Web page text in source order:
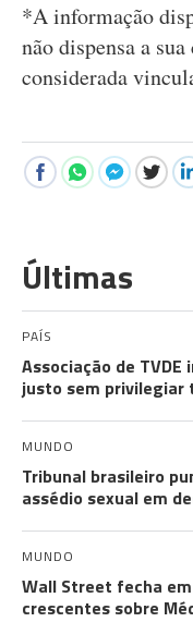
*A informação
não dispensa a
considerada
Últimas
PAÍS
Associação de
justo sem privilegiar
MUNDO
Tribunal brasileiro
assédio sexual em
MUNDO
Wall Street fecha
crescentes sobre